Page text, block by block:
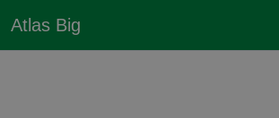
Atlas Big